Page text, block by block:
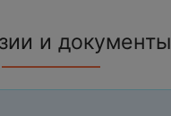
и документы